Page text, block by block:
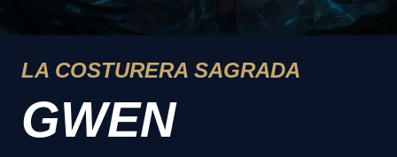
LA COSTURERA SAGRADA
GWEN